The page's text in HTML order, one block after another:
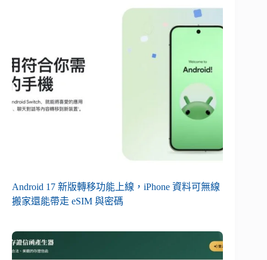
Android 17 新版轉移功能上線，iPhone 資料可無線
搬家還能帶走 eSIM 與密碼